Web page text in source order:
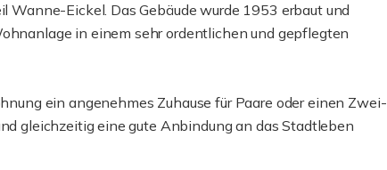
Eickel. Das Gebäude wurde 1953 erbaut und
in einem sehr ordentlichen und gepflegten
ein angenehmes Zuhause für Paare oder einen Zwei-
gleichzeitig eine gute Anbindung an das Stadtleben